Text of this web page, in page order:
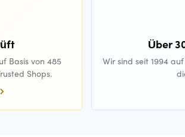
Basis von 485
Shops.
Über
Wir sind seit 1994